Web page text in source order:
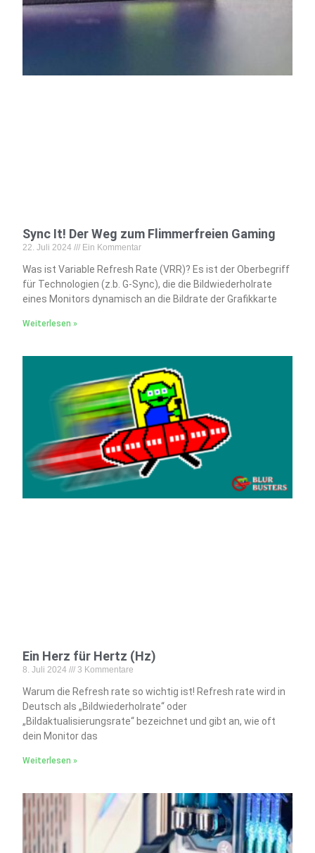
Sync It! Der Weg zum Flimmerfreien Gaming
22. Juli 2024 Ein Kommentar
Was ist Variable Refresh Rate (VRR)? Es ist der Oberbegriff
für Technologien (z.b. G-Sync), die die Bildwiederholrate
eines Monitors dynamisch an die Bildrate der Grafikkarte
Weiterlesen »
Ein Herz für Hertz (Hz)
8. Juli 2024 3 Kommentare
Warum die Refresh rate so wichtig ist! Refresh rate wird in
Deutsch als „Bildwiederholrate“ oder
„Bildaktualisierungsrate“ bezeichnet und gibt an, wie oft
dein Monitor das
Weiterlesen »